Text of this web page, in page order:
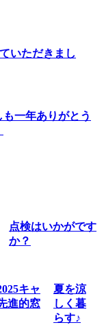
いただきまし
一年ありがとう
点検はいかがです
か？
夏を涼
しく暮
らす♪